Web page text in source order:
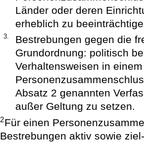
Länder oder deren
erheblich zu
3.
Bestrebungen gegen die
Grundordnung: politisch
Verhaltensweisen in
Absatz 2 genannten
außer Geltung zu setzen.
2Für einen
Bestrebungen aktiv sowie